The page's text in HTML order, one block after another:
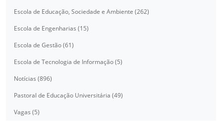
Escola de Educação, Sociedade e Ambiente (262)
Escola de Engenharias (15)
Escola de Gestão (61)
Escola de Tecnologia de Informação (5)
Notícias (896)
Pastoral de Educação Universitária (49)
Vagas (5)